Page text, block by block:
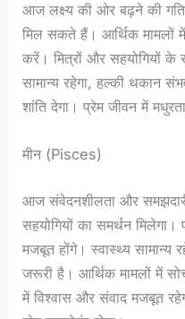
आज लक्ष्य की ओर बढ़ने की
मिल सकते हैं। आर्थिक मामलों
करें। मित्रों और सहयोगियों के
सामान्य रहेगा, हल्की थकान
शांति देगा। प्रेम जीवन में
मीन (Pisces)
आज संवेदनशीलता और
सहयोगियों का समर्थन मिलेगा।
मजबूत होंगे। स्वास्थ्य
जरूरी है। आर्थिक मामलों में
में विश्वास और संवाद मजबूत